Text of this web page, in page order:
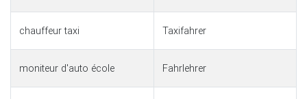
chauffeur taxi Taxifahrer
moniteur d'auto école Fahrlehrer